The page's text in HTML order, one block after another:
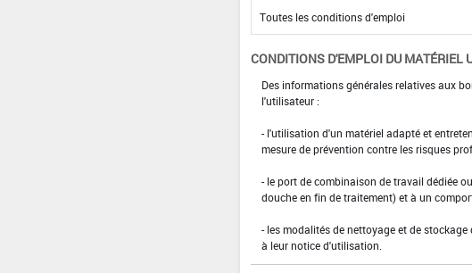
CONDITIONS D'EMPLOI DU MATÉRIEL
Des informations générales relatives aux
l'utilisateur :
- l'utilisation d'un matériel adapté et
mesure de prévention contre les risques
- le port de combinaison de travail dédiée
douche en fin de traitement) et à un
- les modalités de nettoyage et de
à leur notice d'utilisation.